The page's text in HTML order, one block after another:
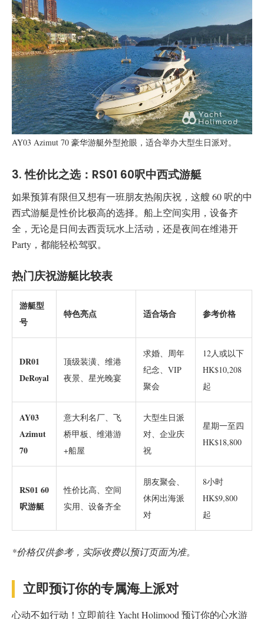
AY03 Azimut 70 豪华游艇外型抢眼，适合举办大型生日派对。
3. 性价比之选：RS01 60呎中西式游艇
如果预算有限但又想有一班朋友热闹庆祝，这艘 60 呎的中
西式游艇是性价比极高的选择。船上空间实用，设备齐
全，无论是日间去西贡玩水上活动，还是夜间在维港开
Party，都能轻松驾驭。
热门庆祝游艇比较表
游艇型
号
特色亮点 适合场合 参考价格
DR01
DeRoyal
顶级装潢、维港
夜景、星光晚宴
求婚、周年
纪念、VIP
聚会
12人或以下
HK$10,208
起
AY03
Azimut
70
意大利名厂、飞
桥甲板、维港游
+船屋
大型生日派
对、企业庆
祝
星期一至四
HK$18,800
RS01 60
呎游艇
性价比高、空间
实用、设备齐全
朋友聚会、
休闲出海派
对
8小时
HK$9,800
起
*价格仅供参考，实际收费以预订页面为准。
立即预订你的专属海上派对
心动不如行动！立即前往 Yacht Holimood 预订你的心水游